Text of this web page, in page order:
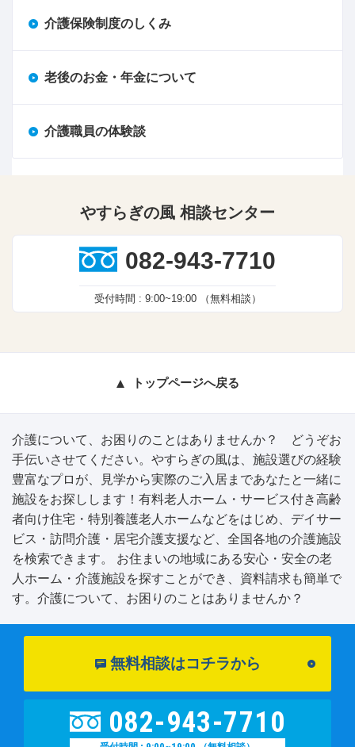
介護保険制度のしくみ
老後のお金・年金について
介護職員の体験談
やすらぎの風 相談センター
082-943-7710
受付時間 : 9:00~19:00（無料相談）
トップページへ戻る
介護について、お困りのことはありませんか？ どうぞお
手伝いさせてください。やすらぎの風は、施設選びの経験
豊富なプロが、見学から実際のご入居まであなたと一緒に
施設をお探しします！有料老人ホーム・サービス付き高齢
者向け住宅・特別養護老人ホームなどをはじめ、デイサー
ビス・訪問介護・居宅介護支援など、全国各地の介護施設
を検索できます。 お住まいの地域にある安心・安全の老
人ホーム・介護施設を探すことができ、資料請求も簡単で
す。介護について、お困りのことはありませんか？
無料相談はコチラから
082-943-7710